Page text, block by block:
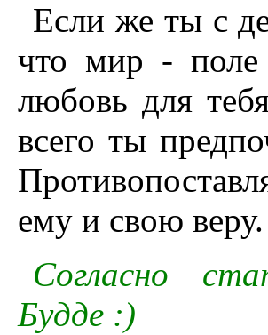
Если же ты с
что мир - поле
любовь для
всего ты
ему и свою
Согласно
Будде :)